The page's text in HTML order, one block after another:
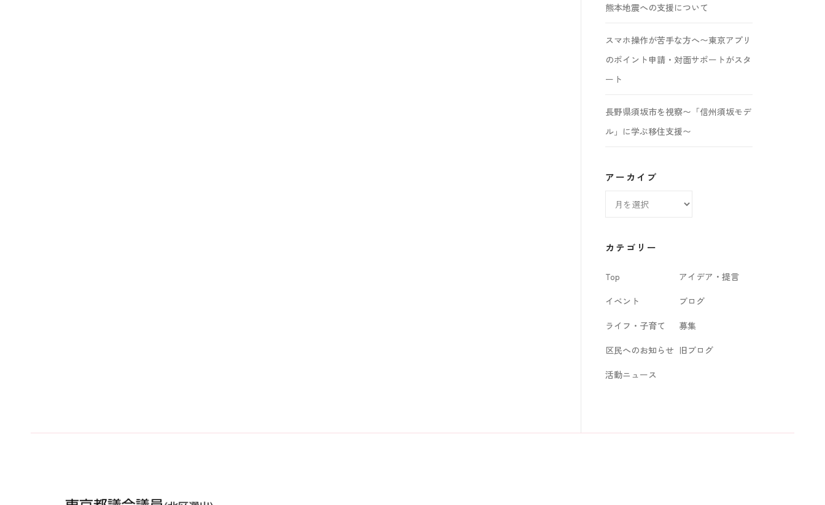
熊本地震への支援について
スマホ操作が苦手な方へ〜東京アプリ
のポイント申請・対面サポートがスタ
ート
長野県須坂市を視察〜「信州須坂モデ
ル」に学ぶ移住支援〜
アーカイブ
ブ
カテゴリー
Top
アイデア・提言
イベント
ブログ
ライフ・子育て
募集
区民へのお知らせ 旧ブログ
活動ニュース